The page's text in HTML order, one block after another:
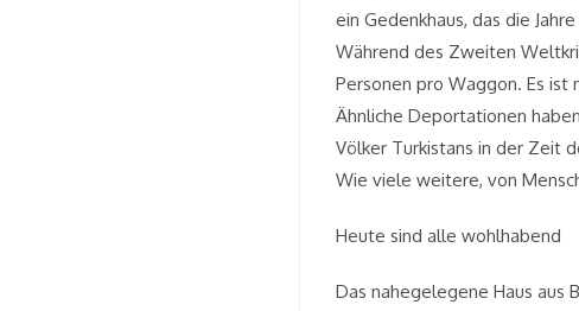
ein Gedenkhaus, das die
Während des Zweiten
Personen pro Waggon. Es ist
Ähnliche Deportationen
Völker Turkistans in der Zeit
Wie viele weitere, von
Heute sind alle wohlhabend
Das nahegelegene Haus aus